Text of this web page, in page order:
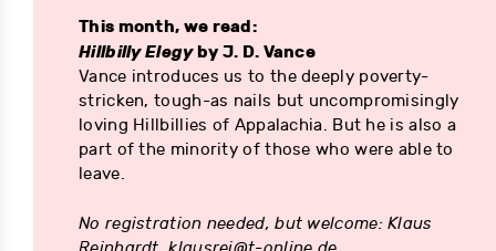
This month, we read:
Hillbilly Elegyby J. D. Vance
Vance introduces us to the deeply poverty-
stricken, tough-as nails but uncompromisingly
loving Hillbillies of Appalachia. But he is also a
part of the minority of those who were able to
leave.
No registration needed, but welcome: Klaus